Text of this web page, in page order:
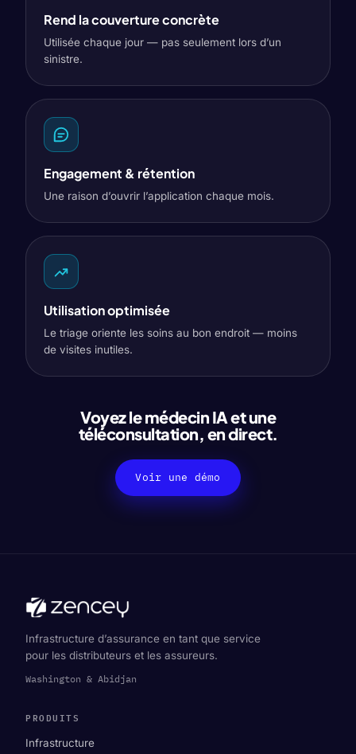
Rend la couverture concrète
Utilisée chaque jour — pas seulement lors d’un
sinistre.
Engagement & rétention
Une raison d’ouvrir l’application chaque mois.
Utilisation optimisée
Le triage oriente les soins au bon endroit — moins
de visites inutiles.
Voyez le médecin IA et une
téléconsultation, en direct.
Voir une démo
Infrastructure d’assurance en tant que service
pour les distributeurs et les assureurs.
Washington & Abidjan
PRODUITS
Infrastructure